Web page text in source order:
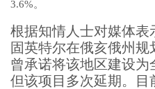
3.6%。
根据知情人士对媒体
固英特尔在俄亥俄州
曾承诺将该地区建设为
但该项目多次延期。